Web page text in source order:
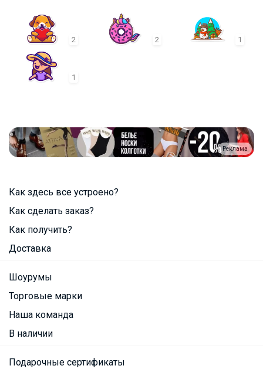
2 2 1
1
Реклама
Как здесь все устроено?
Как сделать заказ?
Как получить?
Доставка
Шоурумы
Торговые марки
Наша команда
В наличии
Подарочные сертификаты